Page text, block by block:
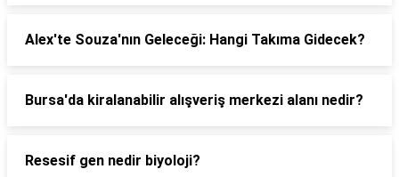
Alex'te Souza'nın Geleceği: Hangi Takıma Gidecek?
Bursa'da kiralanabilir alışveriş merkezi alanı nedir?
Resesif gen nedir biyoloji?